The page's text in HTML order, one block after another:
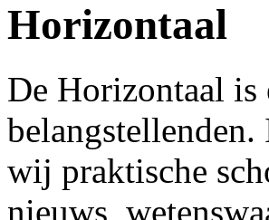
Horizontaal
De Horizontaal is
wij praktische
nieuws,